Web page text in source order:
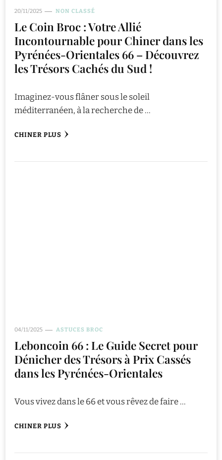
20/11/2025 NON CLASSÉ
Le Coin Broc : Votre Allié
Incontournable pour Chiner dans les
Pyrénées-Orientales 66 – Découvrez
les Trésors Cachés du Sud !
Imaginez-vous flâner sous le soleil
méditerranéen, à la recherche de …
CHINER PLUS
04/11/2025 ASTUCES BROC
Leboncoin 66 : Le Guide Secret pour
Dénicher des Trésors à Prix Cassés
dans les Pyrénées-Orientales
Vous vivez dans le 66 et vous rêvez de faire …
CHINER PLUS